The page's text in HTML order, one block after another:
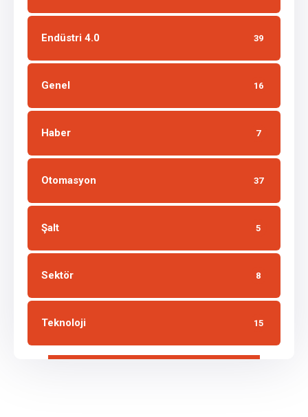
Endüstri 4.0 39
Genel 16
Haber 7
Otomasyon 37
Şalt 5
Sektör 8
Teknoloji 15